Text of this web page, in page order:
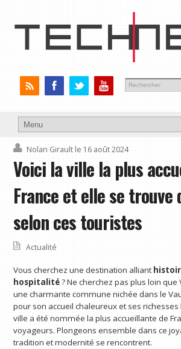
Nolan Girault le 16 août 2024
Voici la ville la plus
France et elle se trouve
selon ces touristes
Actualité
Vous cherchez une destination alliant
hospitalité? Ne cherchez pas plus loin
une charmante commune nichée dans le
pour son accueil chaleureux et ses
ville a été nommée la plus accueillante de
voyageurs. Plongeons ensemble dans ce
tradition et modernité se rencontrent.